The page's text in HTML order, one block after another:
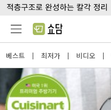
베스트 | 최저가 | 비디오 |